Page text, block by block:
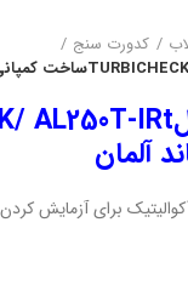
کدورت سنج
آلمان
برای آزمايش